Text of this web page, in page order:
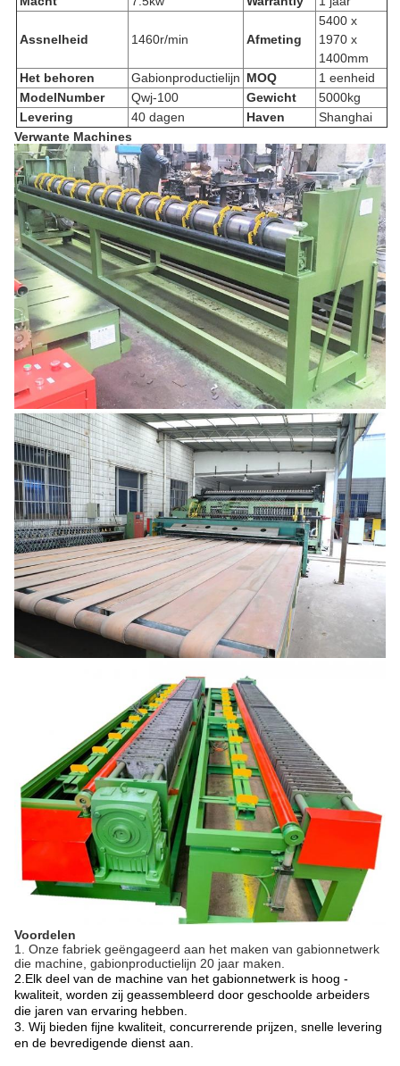
Assnelheid 1460r/min Afmeting
5400 x
1970 x
1400mm
Het behoren
Gabionproductielijn MOQ
1 eenheid
ModelNumber
Qwj-100 Gewicht
5000kg
Levering
40 dagen Haven
Shanghai
Verwante Machines
Voordelen
1. Onze fabriek geëngageerd aan het maken van gabionnetwerk
die machine, gabionproductielijn 20 jaar maken.
2.Elk deel van de machine van het gabionnetwerk is hoog -
kwaliteit, worden zij geassembleerd door geschoolde arbeiders
die jaren van ervaring hebben.
3. Wij bieden fijne kwaliteit, concurrerende prijzen, snelle levering
en de bevredigende dienst aan.